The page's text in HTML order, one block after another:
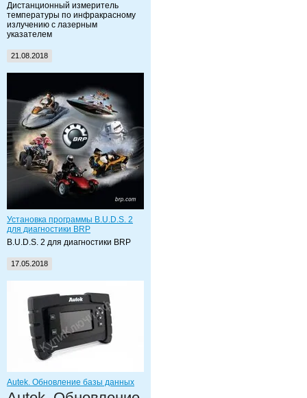
Дистанционный измеритель
температуры по инфракрасному
излучению с лазерным
указателем
21.08.2018
Установка программы B.U.D.S. 2
для диагностики BRP
B.U.D.S. 2 для диагностики BRP
17.05.2018
Autek. Обновление базы данных